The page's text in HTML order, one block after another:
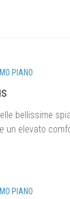
PIANO
bellissime
un elevato
PIANO